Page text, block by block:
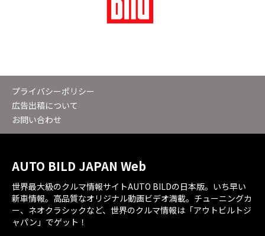
プライバシーポリシー
広告出稿について
お問い合わせ
AUTO BILD JAPAN Web
世界最大級のクルマ情報サイトAUTO BILDの日本版。いち早い
新車情報。高品質なオリジナル動画ビデオ満載。チューニングカ
ー、ネオクラシックなど、世界のクルマ情報は「アウトビルトジ
ャパン」でゲット！